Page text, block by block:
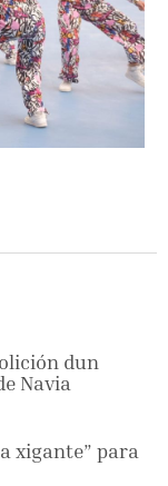
dun
Navia
xigante” para